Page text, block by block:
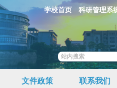
学校首页 科研管理系
文件政策 联系我们